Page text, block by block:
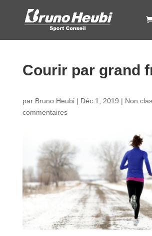
Courir par grand
par Bruno Heubi| Déc 1, 2019 | Non
commentaires